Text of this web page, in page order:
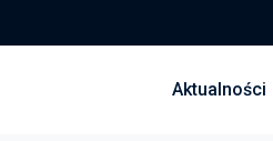
Aktualności